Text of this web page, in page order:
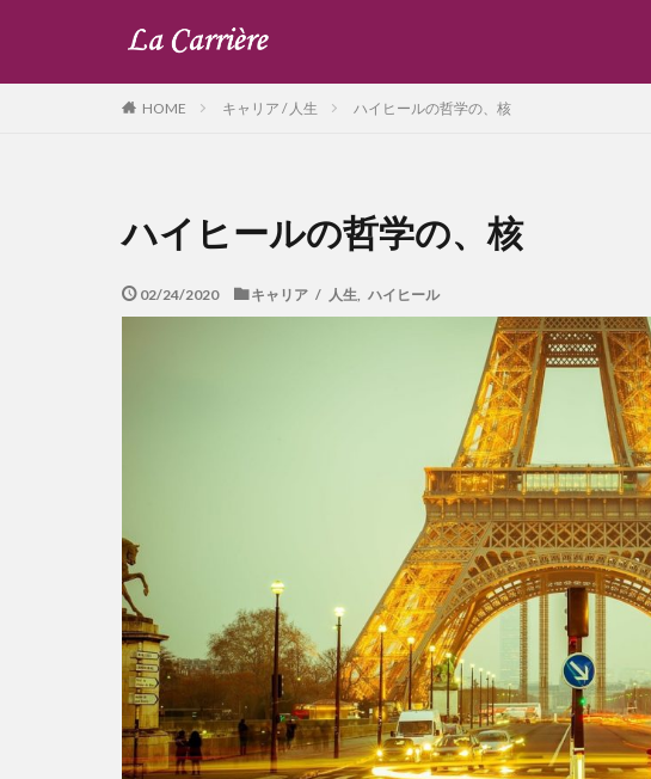
HOME キャリア / 人生 ハイヒールの哲学の、核
ハイヒールの哲学の、核
02/24/2020 キャリア / 人生 ハイヒール